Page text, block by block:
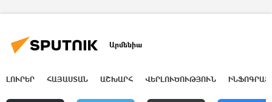
Արմենիա
ԼՈՒՐԵՐ ՀԱՅԱՍՏԱՆ ԱՇԽԱՐՀ ՎԵՐԼՈՒԾՈՒԹՅՈՒՆ